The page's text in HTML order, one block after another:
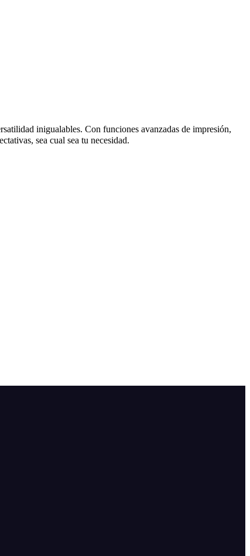
inigualables. Con funciones avanzadas de impresión,
sea cual sea tu necesidad.